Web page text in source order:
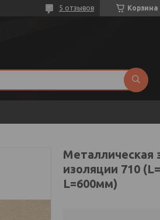
Корзина
5 отзывов
Металлическая
изоляции 710
L=600мм)